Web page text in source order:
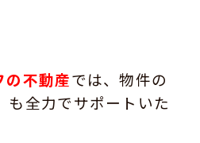
の不動産では、物件の
も全力でサポートいた